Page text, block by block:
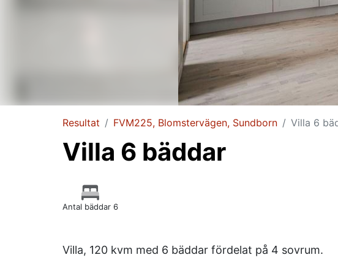
Resultat FVM225, Blomstervägen, Sundborn Villa 6
Villa 6 bäddar
Antal bäddar 6
Villa, 120 kvm med 6 bäddar fördelat på 4 sovrum.